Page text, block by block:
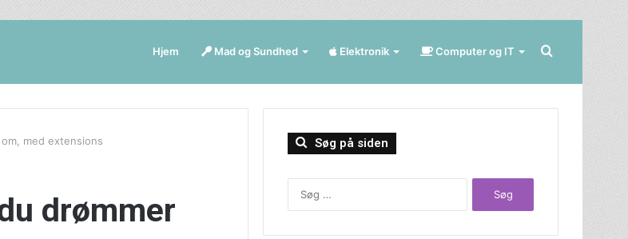
Hjem Mad og Sundhed Elektronik Computer og IT Søg
efter
med extensions
drømmer
Søg på siden